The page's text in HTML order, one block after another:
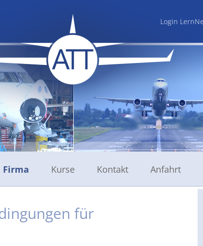
Login
Firma
News
Kurse
Basic Training
Kontakt Anfahrt
für